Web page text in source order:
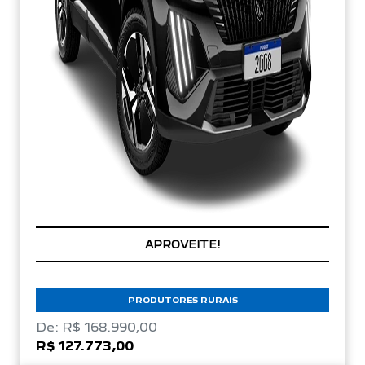
APROVEITE!
PRODUTORES RURAIS
De: R$ 168.990,00
R$ 127.773,00